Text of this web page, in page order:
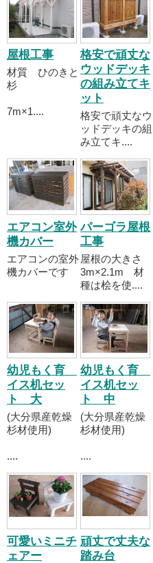
屋根工事
材質 ひのきと
杉
7m×1....
格安で頑丈な
ウッドデッキ
の組み立てキ
ット
格安で頑丈なウ
ッドデッキの組
み立てキ....
エアコン室外
機カバー
エアコンの室外
機カバーです
パーゴラ屋根
工事
屋根の大きさ
3m×2.1m 材
種は桧を使....
幼児もく育
イス机セッ
ト 大
(大分県産乾燥
杉材使用)
....
幼児もく育
イス机セッ
ト 中
(大分県産乾燥
杉材使用)
....
可愛いミニチ
ェアー
頑丈で丈夫な
踏み台